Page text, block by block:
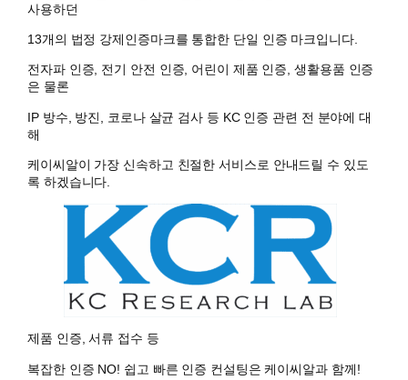
사용하던
13개의 법정 강제인증마크를 통합한 단일 인증 마크입니다.
전자파 인증, 전기 안전 인증, 어린이 제품 인증, 생활용품 인증
은 물론
IP 방수, 방진, 코로나 살균 검사 등 KC 인증 관련 전 분야에 대
해
케이씨알이 가장 신속하고 친절한 서비스로 안내드릴 수 있도
록 하겠습니다.
제품 인증, 서류 접수 등
복잡한 인증 NO! 쉽고 빠른 인증 컨설팅은 케이씨알과 함께!